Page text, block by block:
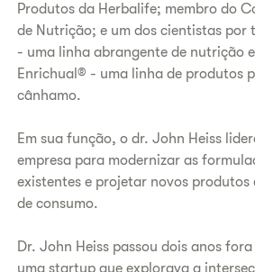
Produtos da Herbalife; membro do
de Nutrição; e um dos cientistas por
- uma linha abrangente de nutrição
Enrichual® - uma linha de produtos
cânhamo.
Em sua função, o dr. John Heiss
empresa para modernizar as
existentes e projetar novos produtos
de consumo.
Dr. John Heiss passou dois anos
uma startup que explorava a